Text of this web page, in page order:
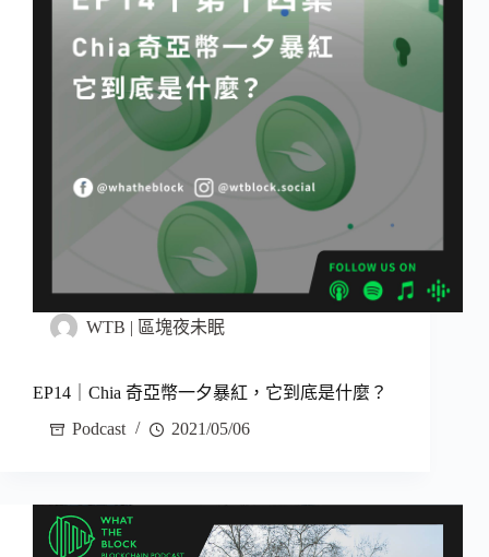
WTB | 區塊夜未眠
EP14｜Chia 奇亞幣一夕暴紅，它到底是什麼？
Podcast
2021/05/06